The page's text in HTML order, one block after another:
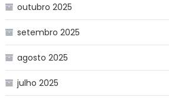
outubro 2025
setembro 2025
agosto 2025
julho 2025